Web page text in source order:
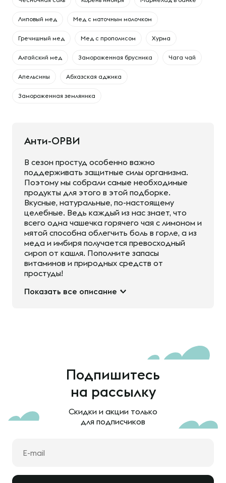
Липовый мед Мед с маточным молочком
Гречишный мед Мед с прополисом Хурма
Алтайский мед Замороженная брусника Чага чай
Апельсины Абхазская аджика
Замороженная земляника
Анти-ОРВИ
В сезон простуд особенно важно
поддерживать защитные силы организма.
Поэтому мы собрали самые необходимые
продукты для этого в этой подборке.
Вкусные, натуральные, по-настоящему
целебные. Ведь каждый из нас знает, что
всего одна чашечка горячего чая с лимоном и
мятой способна облегчить боль в горле, а из
меда и имбиря получается превосходный
сироп от кашля. Пополните запасы
витаминов и природных средств от
простуды!
Показать все описание
Подпишитесь
на рассылку
Скидки и акции только
для подписчиков